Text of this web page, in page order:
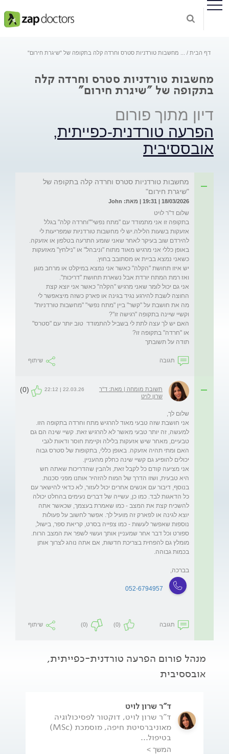
דף הבית מחשבות טורדניות סטרס וחרדה קלה בתקופה של "שיגרת חירום"
מחשבות טורדניות סטרס וחרדה קלה
בתקופה של "שיגרת חירום"
דיון מתוך פורום
הפרעה טורדנית-כפייתית,
אובססיבית
מחשבות טורדניות סטרס וחרדה קלה בתקופה של
"שיגרת חירום"
18/03/2026 | 19:31 | מאת: John
בתקופה זו אני מתמודד עם "מתח נפשי""וחרדה קלה" בגלל
אזעקות בשעות הלילה.יש לי מחשבות טורדניות שמפריעות לי
באופן כללי אני מרגיש מאוד מתוח "וניבהל" או "נילחץ" מאזעקות
יש איזו תחושת "הקלה" כאשר אני נמצא במיקלט או מרחב מוגן
אני גם יכול לומר שאני מרגיש "הקלה" כאשר אני יוצא קצת
מה את חושבת על "קשר" ביין "מתח נפשי" "מחשבות טורדניות"
האם יש לך עצה לתת לי בשביל להתמודד  טוב יותר עם "סטרס"
תודה על תשובתך
תגובה שיתוף
תשובת מומחה | מאת: ד"ר
שרון לויט
22.03.26 | 22:12
(0)
אני חושבת שזה טבעי מאוד להרגיש מתח וחרדה בתקופה הזו.
למעשה, זה יותר טבעי מאשר לא להרגיש זאת. קשיי שינה הם גם
טבעיים, מאחר שיש אזעקות בלילה וקיימת חוסר ודאות לגבי
האם ומתי תהיה אזעקה. באופן כללי, בתקופות של סטרס גבוה
אני מציעה קודם כל לקבל זאת, ולהבין שהדריכות שאתה חש
היא טבעית, ושזו הדרך של המוח להזהיר אותנו מפני סכנות.
בנוסף, דיבור עם אנשים אחרים יכול לעזור, לא כדאי להישאר עם
כל הדאגות לבד. כמו כן, עשייה של דברים נעימים בהחלט יכולה
להשכיח קצת את המצב - כמו שאמרת בעצמך, שכאשר אתה
יוצא לגינה או לפארק זה מועיל לך. אפשר לחשוב על פעולות
נוספות שאפשר לעשות - כמו צפייה בסרט, קריאת ספר, בישול,
ספורט וכל דבר אחר שמעניין אותך ועשוי לשפר את המצב הרוח.
מומלץ גם להפחית בצריכת חדשות, אם אתה נוהג לצרוך אותן
בברכה,
052-6794957
תגובה (0)
(0) שיתוף
מנהל פורום הפרעה טורדנית-כפייתית,
אובססיבית
ד"ר שרון לויט
ד"ר שרון לויט, דוקטור לפסיכולוגיה
מאוניברסיטת חיפה, מוסמכת (MSc)
בטיפול...
המשך >